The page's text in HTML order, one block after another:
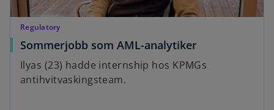
Regulatory
Sommerjobb som AML-analytiker
Ilyas (23) hadde internship hos KPMGs
antihvitvaskingsteam.